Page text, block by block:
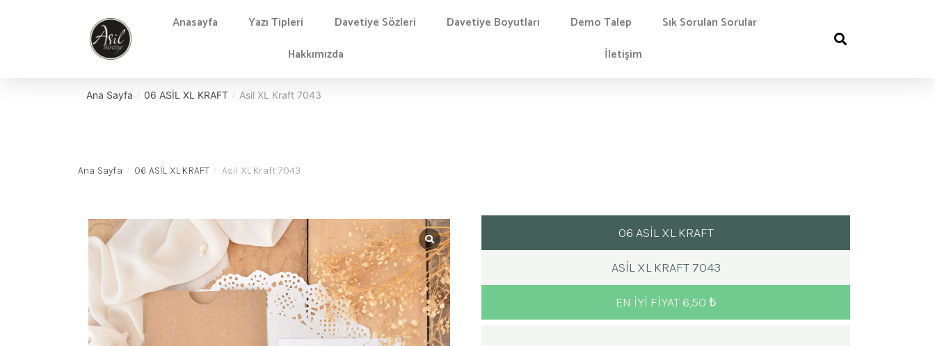
Anasayfa Yazı Tipleri Davetiye Sözleri Davetiye Boyutları Demo Talep
Sık Sorulan Sorular
Hakkımızda
İletişim
Ana Sayfa / 06 ASİL XL KRAFT / Asil XL Kraft 7043
Ana Sayfa / 06 ASİL XL KRAFT / Asil XL Kraft 7043
06 ASİL XL KRAFT
ASIL XL KRAFT 7043
EN IYI FIYAT 6,50 ₺